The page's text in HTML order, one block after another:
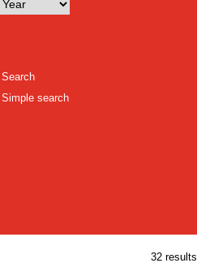
Search
Simple search
32 results